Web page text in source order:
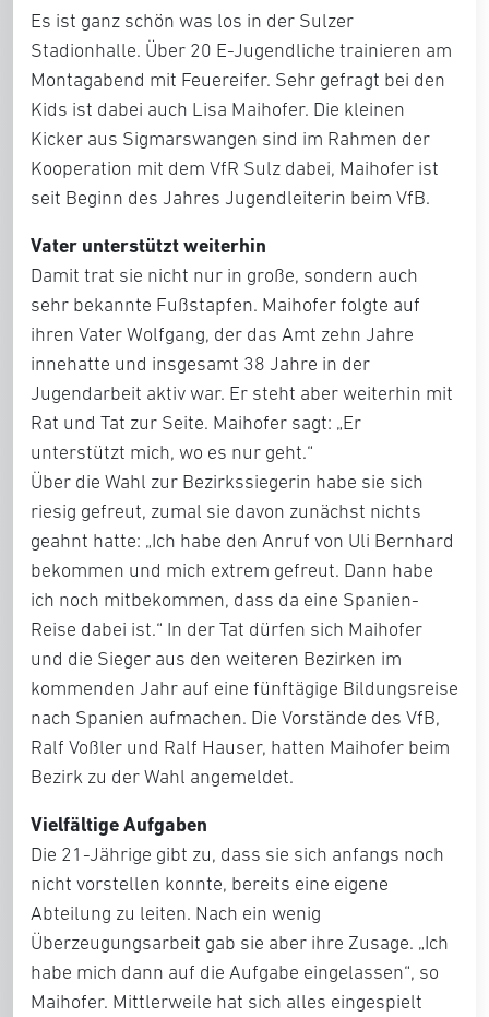
Es ist ganz schön was los in der Sulzer
Stadionhalle. Über 20 E-Jugendliche trainieren am
Montagabend mit Feuereifer. Sehr gefragt bei den
Kids ist dabei auch Lisa Maihofer. Die kleinen
Kicker aus Sigmarswangen sind im Rahmen der
Kooperation mit dem VfR Sulz dabei, Maihofer ist
seit Beginn des Jahres Jugendleiterin beim VfB.
Vater unterstützt weiterhin
Damit trat sie nicht nur in große, sondern auch
sehr bekannte Fußstapfen. Maihofer folgte auf
ihren Vater Wolfgang, der das Amt zehn Jahre
innehatte und insgesamt 38 Jahre in der
Jugendarbeit aktiv war. Er steht aber weiterhin mit
Rat und Tat zur Seite. Maihofer sagt: „Er
unterstützt mich, wo es nur geht.“
Über die Wahl zur Bezirkssiegerin habe sie sich
riesig gefreut, zumal sie davon zunächst nichts
geahnt hatte: „Ich habe den Anruf von Uli Bernhard
bekommen und mich extrem gefreut. Dann habe
ich noch mitbekommen, dass da eine Spanien-
Reise dabei ist.“ In der Tat dürfen sich Maihofer
und die Sieger aus den weiteren Bezirken im
kommenden Jahr auf eine fünftägige Bildungsreise
nach Spanien aufmachen. Die Vorstände des VfB,
Ralf Voßler und Ralf Hauser, hatten Maihofer beim
Bezirk zu der Wahl angemeldet.
Vielfältige Aufgaben
Die 21-Jährige gibt zu, dass sie sich anfangs noch
nicht vorstellen konnte, bereits eine eigene
Abteilung zu leiten. Nach ein wenig
Überzeugungsarbeit gab sie aber ihre Zusage. „Ich
habe mich dann auf die Aufgabe eingelassen“, so
Maihofer. Mittlerweile hat sich alles eingespielt